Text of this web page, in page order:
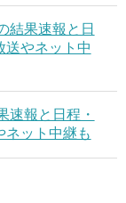
結果速報と日
送やネット中
速報と日程・
ネット中継も